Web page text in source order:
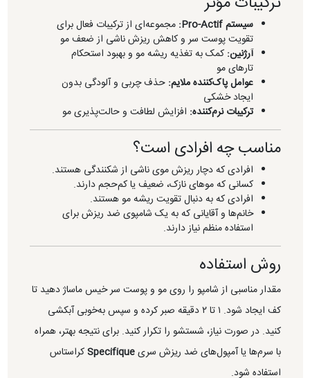
سیستم Pro-Actif:
مجموعه‌ای از ترکیبات فعال برای
تقویت پوست سر و کاهش ریزش ناشی از ضعف مو
آرژنین: کمک به تغذیه ریشه مو و بهبود استحکام
تارهای مو
عوامل پاک‌کننده ملایم: حذف چربی و آلودگی بدون
ایجاد خشکی
ترکیبات نرم‌کننده: افزایش لطافت و حالت‌پذیری مو
مناسب چه افرادی است؟
افرادی که دچار ریزش موی ناشی از شکنندگی هستند.
کسانی که موهای نازک، ضعیف یا کم‌حجم دارند.
افرادی که به دنبال تقویت ریشه مو هستند.
خانم‌ها و آقایانی که به یک شامپوی ضد ریزش برای
استفاده منظم نیاز دارند.
روش استفاده
مقدار مناسبی از شامپو را روی مو و پوست سر خیس ماساژ دهید تا
کف ایجاد شود. ۱ تا ۲ دقیقه صبر کرده و سپس به‌خوبی آبکشی
کنید. در صورت نیاز، شستشو را تکرار کنید. برای نتیجه بهتر، همراه
با سرم‌ها یا آمپول‌های ضد ریزش سریSpecifiqueکراستاس
استفاده شود.